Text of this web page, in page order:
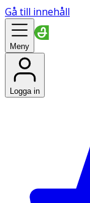
Gå till innehåll
Meny
Logga in